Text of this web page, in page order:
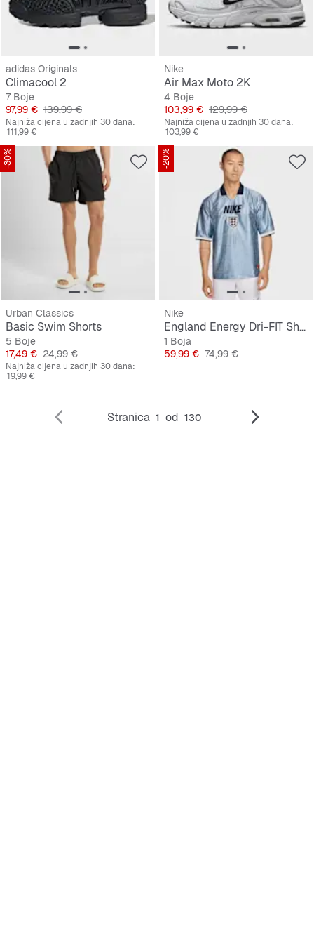
adidas Originals
Climacool 2
7 Boje
Cijena
97,99 € Originalna cijena
139,99 €
Najniža cijena u zadnjih 30 dana:
111,99 €
Nike
Air Max Moto 2K
4 Boje
Cijena
103,99 € Originalna cijena
129,99 €
Najniža cijena u zadnjih 30 dana:
103,99 €
-30%
Urban Classics
Basic Swim Shorts
5 Boje
Cijena
17,49 € Originalna cijena
24,99 €
Najniža cijena u zadnjih 30 dana:
19,99 €
-20%
Nike
England Energy Dri-FIT Short-Sleeve Soccer Top
1 Boja
Cijena
59,99 € Originalna cijena
74,99 €
Stranica 1 od 130